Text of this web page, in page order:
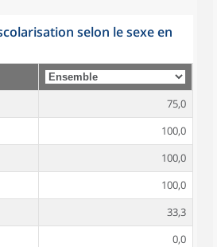
selon le sexe en
75,0
100,0
100,0
100,0
33,3
0,0